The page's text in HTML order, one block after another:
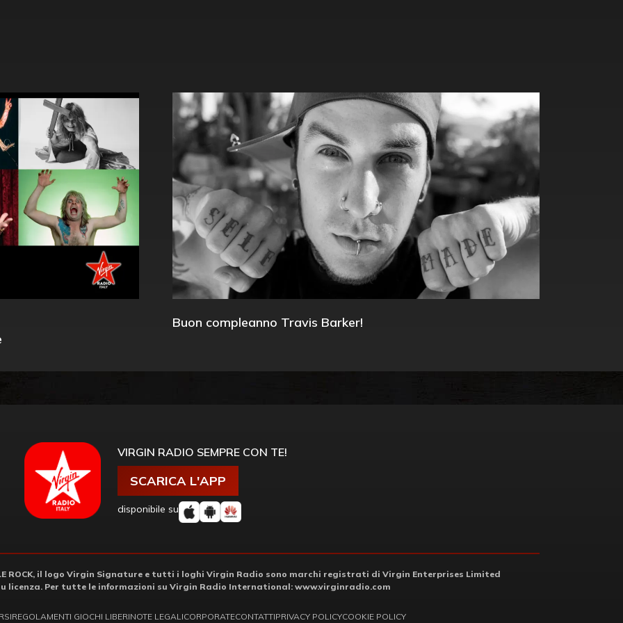
Buon compleanno Travis Barker!
VIRGIN RADIO SEMPRE CON TE!
SCARICA L'APP
disponibile su
ROCK, il logo Virgin Signature e tutti i loghi Virgin Radio sono marchi registrati di Virgin Enterprises Limited
licenza. Per tutte le informazioni su Virgin Radio International: www.virginradio.com
REGOLAMENTI GIOCHI LIBERINOTE LEGALICORPORATECONTATTIPRIVACY POLICYCOOKIE POLICY